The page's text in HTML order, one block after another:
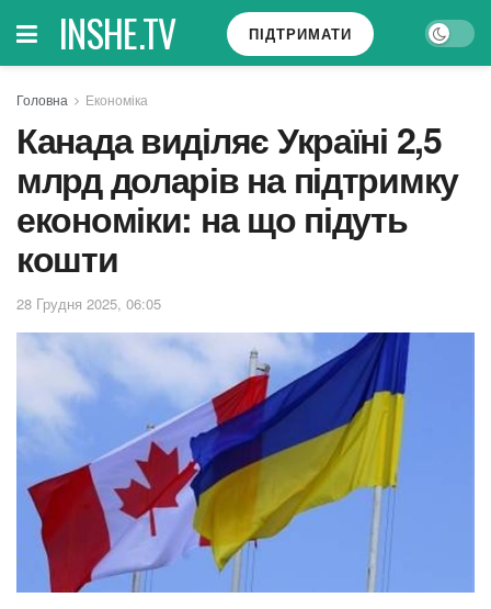
INSHE.TV ПІДТРИМАТИ
Головна Економіка
Канада виділяє Україні 2,5
млрд доларів на підтримку
економіки: на що підуть
кошти
28 Грудня 2025, 06:05